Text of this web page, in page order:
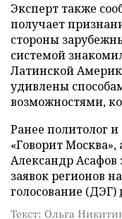
Эксперт также
получает
стороны
системой
Латинской
удивлены
возможностями,
Ранее политолог
«Говорит
Александр Асафов
заявок регионов
голосование (ДЭГ)
Текст: Ольга